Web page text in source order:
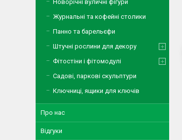
Новорічні вуличні фігури
Журнальні та кофейні столики
Панно та барельєфи
Штучні рослини для декору
Фітостіни і фітомодулі
Садові, паркові скульптури
Ключниці, ящики для ключів
Про нас
Відгуки